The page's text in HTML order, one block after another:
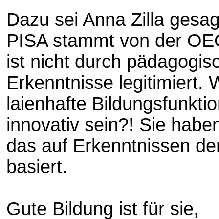
Dazu sei Anna Zilla
PISA stammt von der
ist nicht durch
Erkenntnisse legitimiert.
laienhafte
innovativ sein?! Sie
das auf Erkenntnissen
basiert.
Gute Bildung ist für sie,